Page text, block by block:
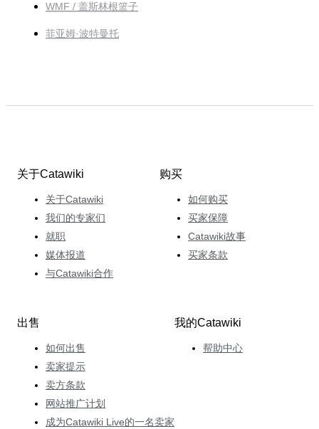
WMF / 盖斯林根篮子
菲亚姆·波特曼托
关于Catawiki
关于Catawiki
我们的专家们
就职
媒体报道
与Catawiki合作
购买
如何购买
买家保障
Catawiki故事
买家条款
出售
如何出售
卖家提示
卖方条款
网站推广计划
成为Catawiki Live的一名卖家
我的Catawiki
帮助中心